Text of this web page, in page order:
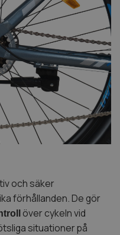
och säker
förhållanden. De gör
över cykeln vid
situationer på